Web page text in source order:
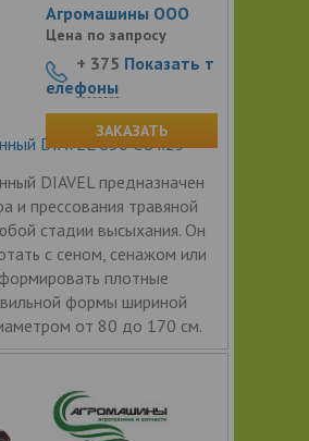
DIAVEL 630 CUT.25
DIAVEL предназначен
и прессования травяной
стадии высыхания. Он
с сеном, сенажом или
плотные
формы шириной
от 80 до 170 см.
Агромашины ООО
Цена по запросу
+ 375 Показать т
елефоны
ЗАКАЗАТЬ